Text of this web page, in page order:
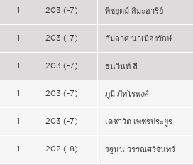
1 203 (-7) พิชยุตม์ สิมะอารีย์
1 203 (-7) กัมลาศ นาเมืองรักษ์
1 203 (-7) ธนวินท์ ลี
1 203 (-7) ภูมิ ภัทโรพงศ์
1 203 (-7) เดชาวัต เพชรประยูร
1 202 (-8) รฐนน วรรณศรีจันทร์